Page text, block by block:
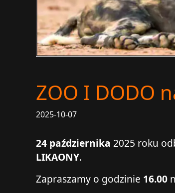
ZOO I DODO
2025-10-07
24 października 2025 roku
LIKAONY.
Zapraszamy o godzinie 16.00